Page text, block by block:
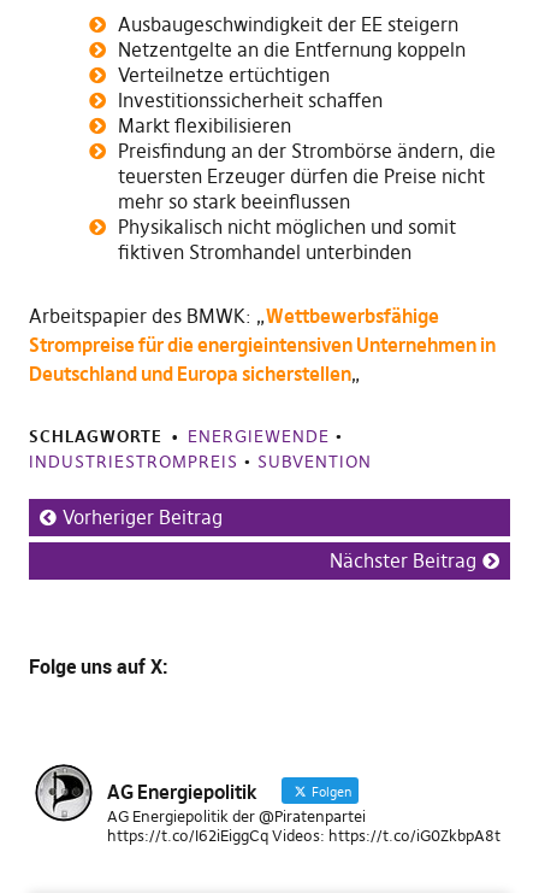
Ausbaugeschwindigkeit der EE steigern
Netzentgelte an die Entfernung koppeln
Verteilnetze ertüchtigen
Investitionssicherheit schaffen
Markt flexibilisieren
Preisfindung an der Strombörse ändern, die
teuersten Erzeuger dürfen die Preise nicht
mehr so stark beeinflussen
Physikalisch nicht möglichen und somit
fiktiven Stromhandel unterbinden
Arbeitspapier des BMWK: „Wettbewerbsfähige
Strompreise für die energieintensiven Unternehmen in
Deutschland und Europa sicherstellen„
SCHLAGWORTE ENERGIEWENDE •
INDUSTRIESTROMPREIS • SUBVENTION
Vorheriger Beitrag
Nächster Beitrag
Folge unsauf X:
AG Energiepolitik Folgen
AG Energiepolitik der @Piratenpartei
https://t.co/I62iEiggCq Videos: https://t.co/iG0ZkbpA8t